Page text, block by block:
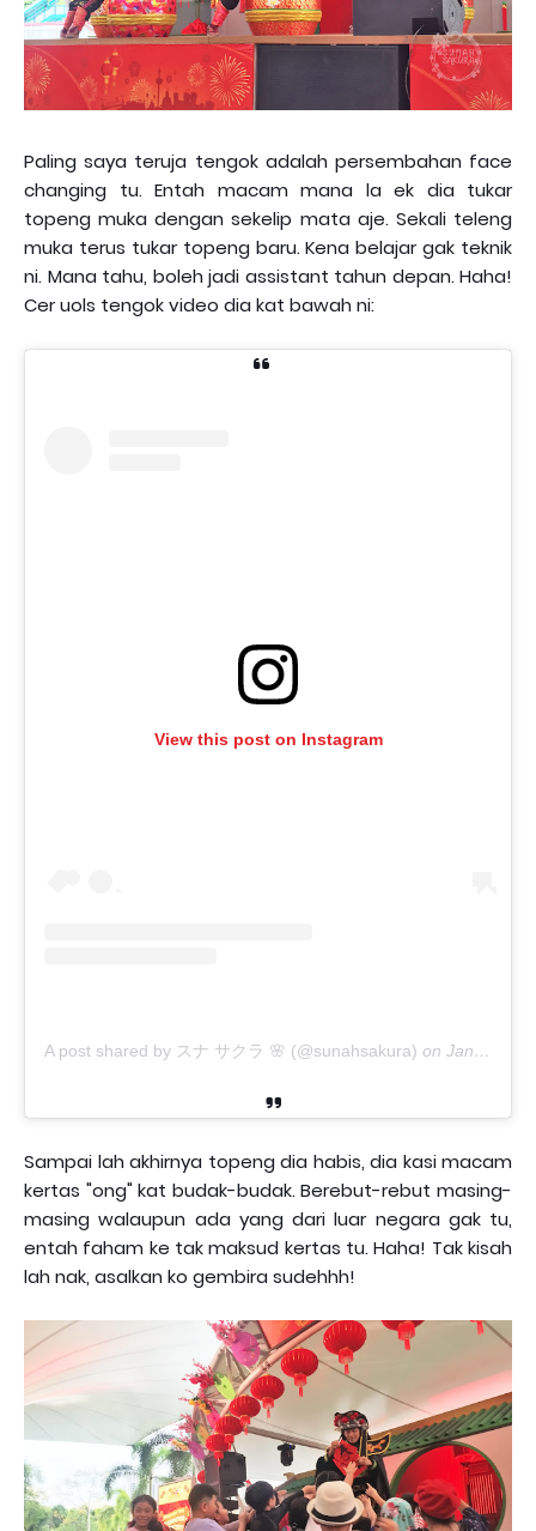
Paling saya teruja tengok adalah persembahan face
changing tu. Entah macam mana la ek dia tukar
topeng muka dengan sekelip mata aje. Sekali teleng
muka terus tukar topeng baru. Kena belajar gak teknik
ni. Mana tahu, boleh jadi assistant tahun depan. Haha!
Cer uols tengok video dia kat bawah ni:
View this post on Instagram
A post shared by スナ サクラ 🌸 (@sunahsakura) onJan 27, 2020 at 5:19pm PST
Sampai lah akhirnya topeng dia habis, dia kasi macam
kertas "ong" kat budak-budak. Berebut-rebut masing-
masing walaupun ada yang dari luar negara gak tu,
entah faham ke tak maksud kertas tu. Haha! Tak kisah
lah nak, asalkan ko gembira sudehhh!